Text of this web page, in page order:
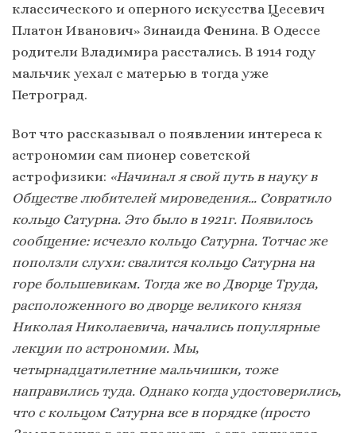
классического и оперного искусства Цесевич
Платон Иванович» Зинаида Фенина. В Одессе
родители Владимира расстались. В 1914 году
мальчик уехал с матерью в тогда уже
Петроград.
Вот что рассказывал о появлении интереса к
астрономии сам пионер советской
астрофизики: «Начинал я свой путь в науку в
Обществе любителей мироведения… Совратило
кольцо Сатурна. Это было в 1921г. Появилось
сообщение: исчезло кольцо Сатурна. Тотчас же
поползли слухи: свалится кольцо Сатурна на
горе большевикам. Тогда же во Дворце Труда,
расположенного во дворце великого князя
Николая Николаевича, начались популярные
лекции по астрономии. Мы,
четырнадцатилетние мальчишки, тоже
направились туда. Однако когда удостоверились,
что с кольцом Сатурна все в порядке (просто